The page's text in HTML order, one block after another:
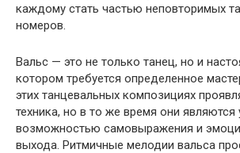
каждому стать частью неповторимых
номеров.
Вальс — это не только танец, но и
котором требуется определенное
этих танцевальных композициях
техника, но в то же время они являются
возможностью самовыражения и
выхода. Ритмичные мелодии вальса